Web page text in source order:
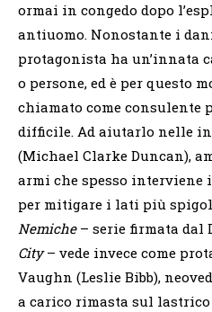
ormai in congedo dopo
antiuomo. Nonostante i
protagonista ha un’innata
o persone, ed è per questo
chiamato come consulente
difficile. Ad aiutarlo nelle
(Michael Clarke Duncan),
armi che spesso interviene
per mitigare i lati più
Nemiche– serie firmata dal
City– vede invece come
Vaughn (Leslie Bibb),
a carico rimasta sul